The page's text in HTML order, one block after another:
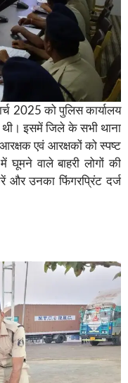
2025 को पुलिस कार्यालय
थी। इसमें जिले के सभी थाना
एवं आरक्षकों को स्पष्ट
घूमने वाले बाहरी लोगों की
उनका फिंगरप्रिंट दर्ज